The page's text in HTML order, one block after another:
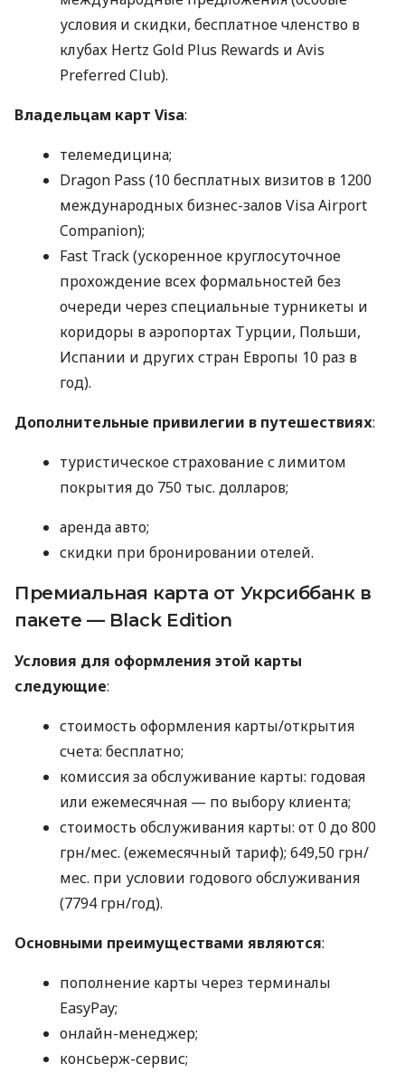
условия и скидки, бесплатное членство в
клубах Hertz Gold Plus Rewards и Avis
Preferred Club).
Владельцам карт Visa:
телемедицина;
Dragon Pass (10 бесплатных визитов в 1200
международных бизнес-залов Visa Airport
Companion);
Fast Track (ускоренное круглосуточное
прохождение всех формальностей без
очереди через специальные турникеты и
коридоры в аэропортах Турции, Польши,
Испании и других стран Европы 10 раз в
год).
Дополнительные привилегии в путешествиях:
туристическое страхование с лимитом
покрытия до 750 тыс. долларов;
аренда авто;
скидки при бронировании отелей.
Премиальная карта от Укрсиббанк в
пакете — Black Edition
Условия для оформления этой карты
следующие:
стоимость оформления карты/открытия
счета: бесплатно;
комиссия за обслуживание карты: годовая
или ежемесячная — по выбору клиента;
стоимость обслуживания карты: от 0 до 800
грн/мес. (ежемесячный тариф); 649,50 грн/
мес. при условии годового обслуживания
(7794 грн/год).
Основными преимуществами являются:
пополнение карты через терминалы
EasyPay;
онлайн-менеджер;
консьерж-сервис;